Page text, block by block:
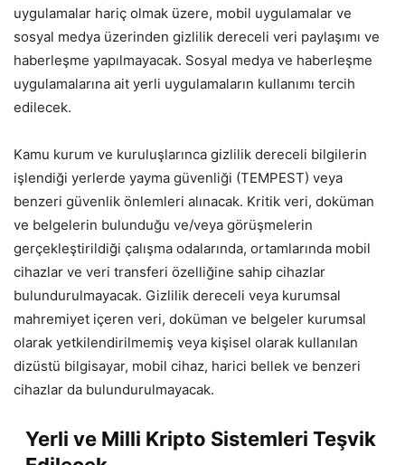
uygulamalar hariç olmak üzere, mobil uygulamalar ve
sosyal medya üzerinden gizlilik dereceli veri paylaşımı ve
haberleşme yapılmayacak. Sosyal medya ve haberleşme
uygulamalarına ait yerli uygulamaların kullanımı tercih
edilecek.
Kamu kurum ve kuruluşlarınca gizlilik dereceli bilgilerin
işlendiği yerlerde yayma güvenliği (TEMPEST) veya
benzeri güvenlik önlemleri alınacak. Kritik veri, doküman
ve belgelerin bulunduğu ve/veya görüşmelerin
gerçekleştirildiği çalışma odalarında, ortamlarında mobil
cihazlar ve veri transferi özelliğine sahip cihazlar
bulundurulmayacak. Gizlilik dereceli veya kurumsal
mahremiyet içeren veri, doküman ve belgeler kurumsal
olarak yetkilendirilmemiş veya kişisel olarak kullanılan
dizüstü bilgisayar, mobil cihaz, harici bellek ve benzeri
cihazlar da bulundurulmayacak.
Yerli ve Milli Kripto Sistemleri Teşvik